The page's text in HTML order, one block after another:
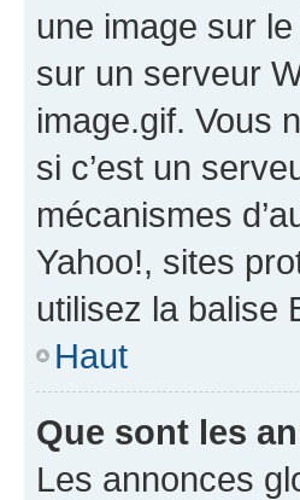
une image sur
sur un serveur
image.gif. Vous
si c’est un
mécanismes
Yahoo!, sites
utilisez la balise
Haut
Que sont les
Les annonces